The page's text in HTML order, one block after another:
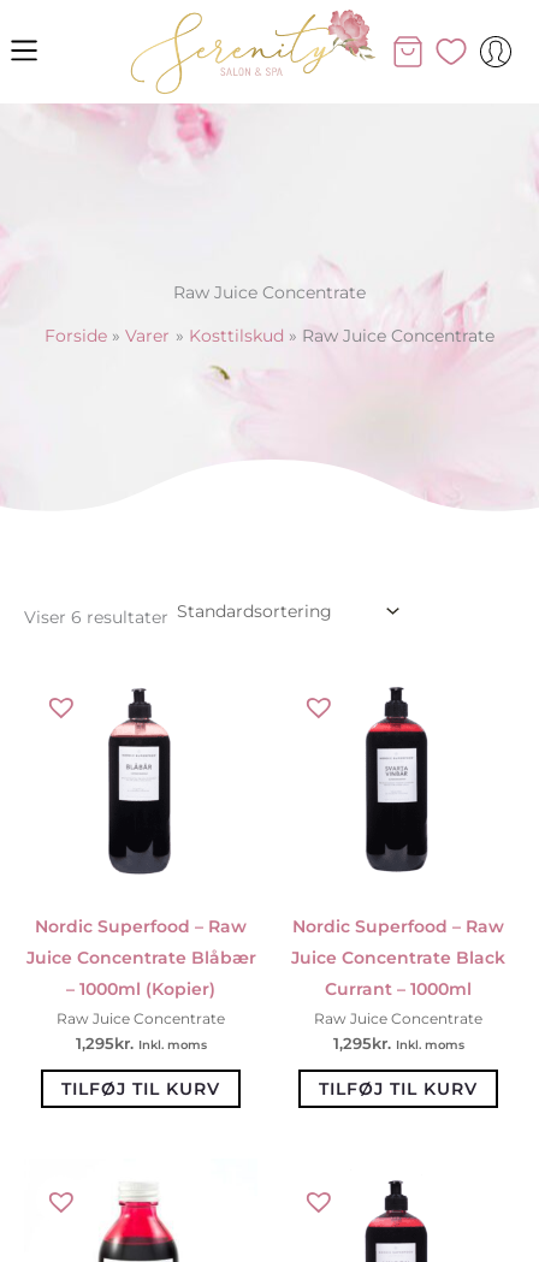
til
Raw Juice Concentrate
Forside
Varer Kosttilskud Raw Juice Concentrate
Viser 6 resultater
Nordic Superfood – Raw
Juice Concentrate Blåbær
– 1000ml (Kopier)
Raw Juice Concentrate
1,295kr. Inkl. moms
TILFØJ TIL KURV
Nordic Superfood – Raw
Juice Concentrate Black
Currant – 1000ml
Raw Juice Concentrate
1,295kr. Inkl. moms
TILFØJ TIL KURV